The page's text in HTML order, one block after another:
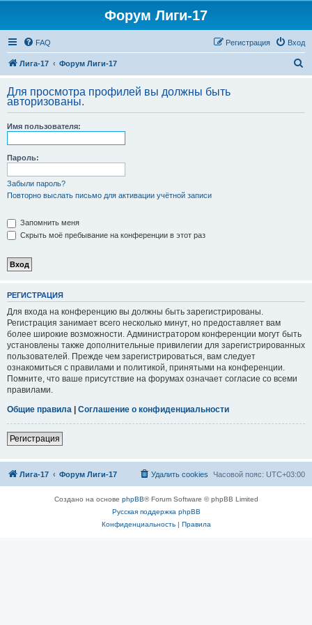
Форум Лиги-17
FAQ Вход
Регистрация
Лига-17 Форум Лиги-17
с
Для просмотра профилей вы должны быть
авторизованы.
Имя пользователя:
Пароль:
Забыли пароль?
Повторно выслать письмо для активации учётной записи
Запомнить меня
Скрыть моё пребывание на конференции в этот раз
РЕГИСТРАЦИЯ
Для входа на конференцию вы должны быть зарегистрированы.
Регистрация занимает всего несколько минут, но предоставляет вам
более широкие возможности. Администратором конференции могут быть
установлены также дополнительные привилегии для зарегистрированных
пользователей. Прежде чем зарегистрироваться, вам следует
ознакомиться с правилами и политикой, принятыми на конференции.
Помните, что ваше присутствие на форумах означает согласие со всеми
правилами.
Общие правила | Соглашение о конфиденциальности
Регистрация
Лига-17 Форум Лиги-17 Часовой пояс: UTC+03:00
Удалить cookies
Создано на основе phpBB® Forum Software © phpBB Limited
Русская поддержка phpBB
Конфиденциальность| Правила